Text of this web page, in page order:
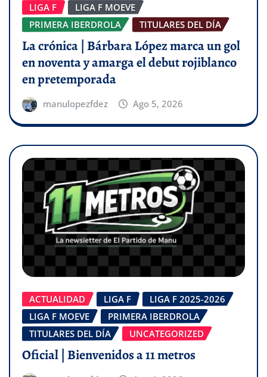
LIGA F
LIGA F MOEVE
PRIMERA IBERDROLA
TITULARES DEL DÍA
La crónica | Bárbara López marca un gol
en noventa y amarga el debut rojiblanco
en pretemporada
manulopezfdez Ago 5, 2026
ACTUALIDAD LIGA F
LIGA F 2025-2026
LIGA F MOEVE
PRIMERA IBERDROLA
TITULARES DEL DÍA
UNCATEGORIZED
Oficial | Bienvenidos a 11 metros